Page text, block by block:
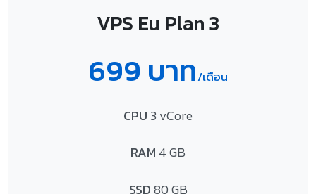
VPS Eu Plan 3
699 บาท/เดือน
CPU 3 vCore
RAM 4 GB
SSD80 GB